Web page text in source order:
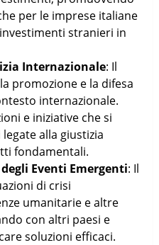
per le imprese italiane
stranieri in
Internazionale: Il
promozione e la difesa
internazionale.
e iniziative che si
alla giustizia
fondamentali.
Eventi Emergenti: Il
di crisi
umanitarie e altre
con altri paesi e
soluzioni efficaci.